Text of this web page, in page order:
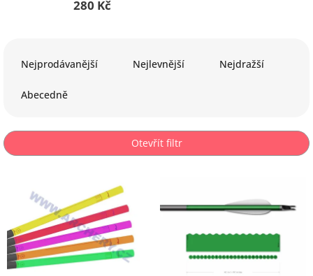
280 Kč
p
r
t
ů
Nejprodávanější Nejlevnější Nejdražší
Abecedně
Otevřít filtr
s
p
r